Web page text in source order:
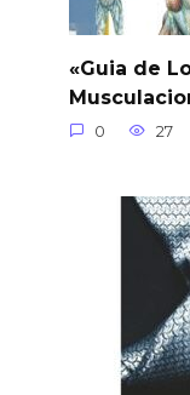
«Guia de
0 27